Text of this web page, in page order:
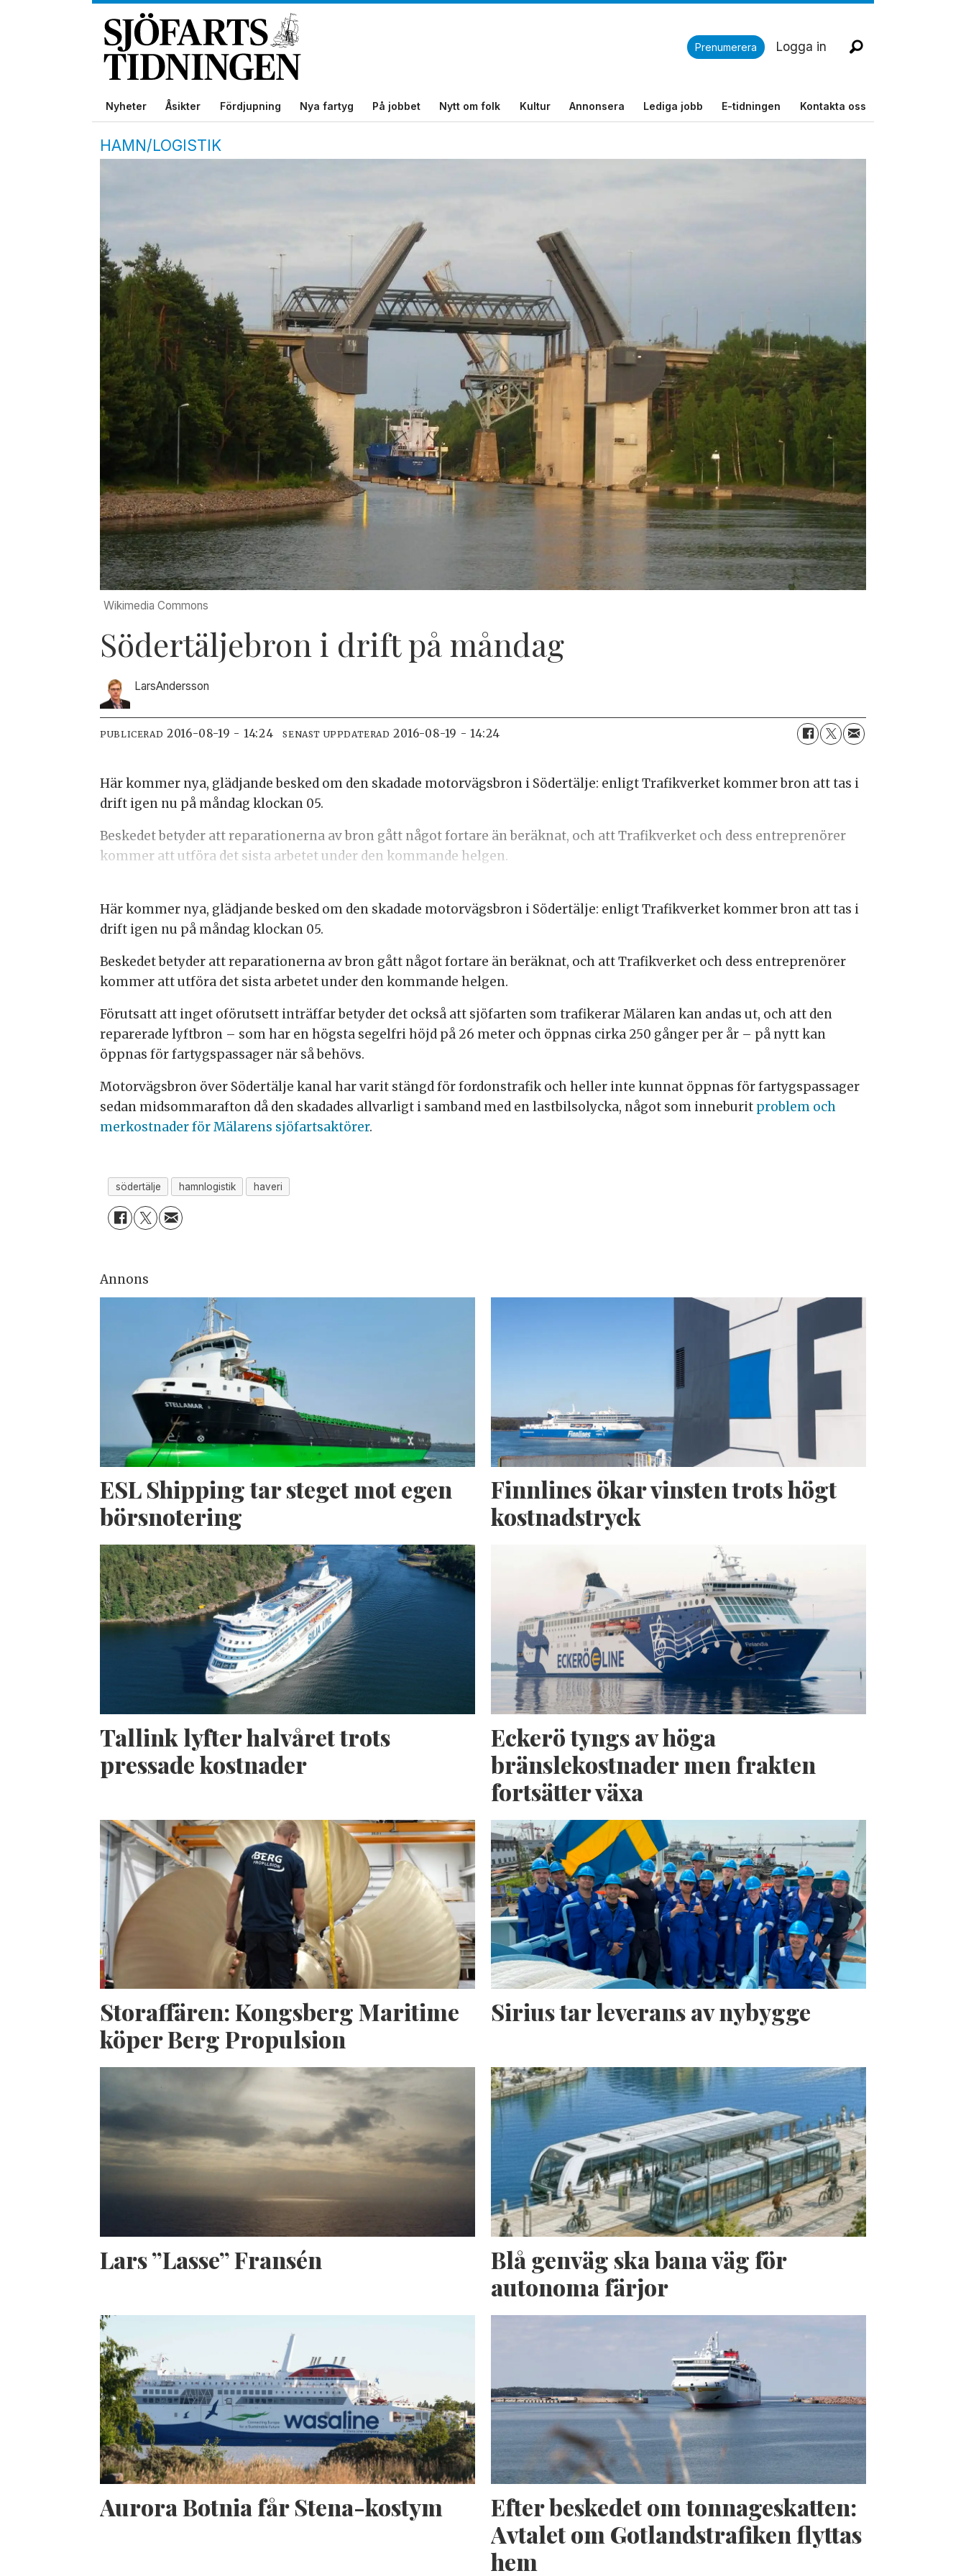
Prenumerera Logga in
Nyheter Åsikter Fördjupning Nya fartyg På jobbet Nytt om folk Kultur Annonsera Lediga jobb E-tidningen Kontakta oss
HAMN/LOGISTIK
Wikimedia Commons
Södertäljebron i drift på måndag
LarsAndersson
PUBLICERAD 2016-08-19 - 14:24 SENAST UPPDATERAD 2016-08-19 - 14:24
Här kommer nya, glädjande besked om den skadade motorvägsbron i Södertälje: enligt Trafikverket kommer bron att tas i
drift igen nu på måndag klockan 05.
Beskedet betyder att reparationerna av bron gått något fortare än beräknat, och att Trafikverket och dess entreprenörer
kommer att utföra det sista arbetet under den kommande helgen.
Här kommer nya, glädjande besked om den skadade motorvägsbron i Södertälje: enligt Trafikverket kommer bron att tas i
drift igen nu på måndag klockan 05.
Beskedet betyder att reparationerna av bron gått något fortare än beräknat, och att Trafikverket och dess entreprenörer
kommer att utföra det sista arbetet under den kommande helgen.
Förutsatt att inget oförutsett inträffar betyder det också att sjöfarten som trafikerar Mälaren kan andas ut, och att den
reparerade lyftbron – som har en högsta segelfri höjd på 26 meter och öppnas cirka 250 gånger per år – på nytt kan
öppnas för fartygspassager när så behövs.
Motorvägsbron över Södertälje kanal har varit stängd för fordonstrafik och heller inte kunnat öppnas för fartygspassager
sedan midsommarafton då den skadades allvarligt i samband med en lastbilsolycka, något som inneburit problem och
merkostnader förMälarens sjöfartsaktörer.
södertälje hamnlogistik haveri
Annons
ESL Shipping tar steget mot egen
börsnotering
Finnlines ökar vinsten trots högt
kostnadstryck
Tallink lyfter halvåret trots
pressade kostnader
Eckerö tyngs av höga
bränslekostnader men frakten
fortsätter växa
Storaffären: Kongsberg Maritime
köper Berg Propulsion
Sirius tar leverans av nybygge
Lars ”Lasse” Fransén
Blå genväg ska bana väg för
autonoma färjor
Aurora Botnia får Stena-kostym
Efter beskedet om tonnageskatten:
Avtalet om Gotlandstrafiken flyttas
hem